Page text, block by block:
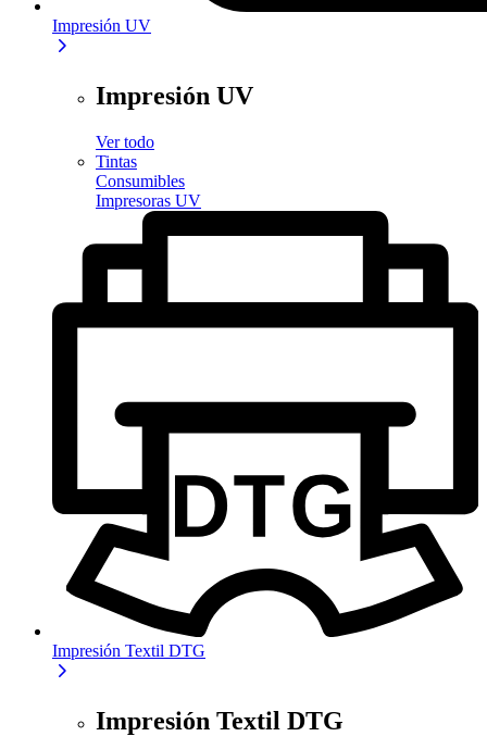
Impresión UV
Impresión UV
Ver todo
Tintas
Consumibles
Impresoras UV
Impresión Textil DTG
Impresión Textil DTG